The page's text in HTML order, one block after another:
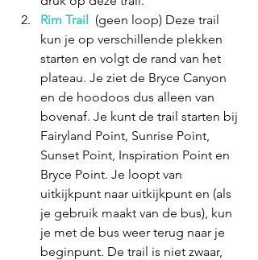
Rim Trail (geen loop) Deze trail
kun je op verschillende plekken
starten en volgt de rand van het
plateau. Je ziet de Bryce Canyon
en de hoodoos dus alleen van
bovenaf. Je kunt de trail starten bij
Fairyland Point, Sunrise Point,
Sunset Point, Inspiration Point en
Bryce Point. Je loopt van
uitkijkpunt naar uitkijkpunt en (als
je gebruik maakt van de bus), kun
je met de bus weer terug naar je
beginpunt. De trail is niet zwaar,